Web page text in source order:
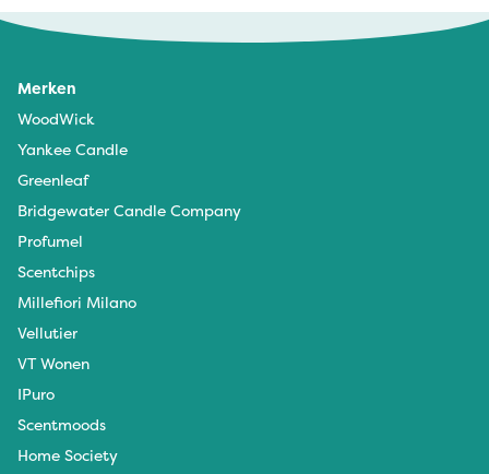
Merken
WoodWick
Yankee Candle
Greenleaf
Bridgewater Candle Company
Profumel
Scentchips
Millefiori Milano
Vellutier
VT Wonen
IPuro
Scentmoods
Home Society